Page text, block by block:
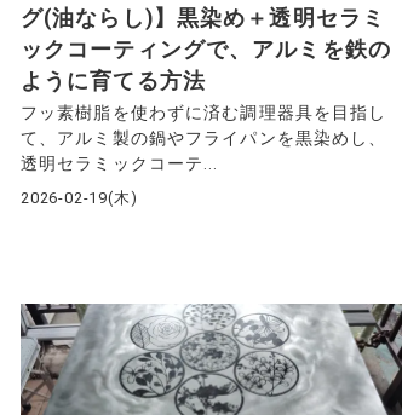
グ(油ならし)】黒染め＋透明セラミ
ックコーティングで、アルミを鉄の
ように育てる方法
フッ素樹脂を使わずに済む調理器具を目指し
て、アルミ製の鍋やフライパンを黒染めし、
透明セラミックコーテ...
2026-02-19(木)